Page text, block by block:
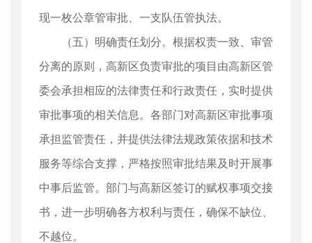
现一枚公章管审批、一支队伍管执法。
（五）明确责任划分。根据权责一致、审管
分离的原则，高新区负责审批的项目由高新区管
委会承担相应的法律责任和行政责任，实时提供
审批事项的相关信息。各部门对高新区审批事项
承担监管责任，并提供法律法规政策依据和技术
服务等综合支撑，严格按照审批结果及时开展事
中事后监管。部门与高新区签订的赋权事项交接
书，进一步明确各方权利与责任，确保不缺位、
不越位。